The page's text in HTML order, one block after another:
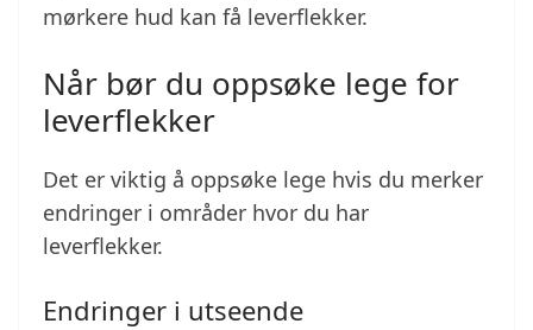
mørkere hud kan få leverflekker.
Når bør du oppsøke lege for
leverflekker
Det er viktig å oppsøke lege hvis du merker
endringer i områder hvor du har
leverflekker.
Endringer i utseende